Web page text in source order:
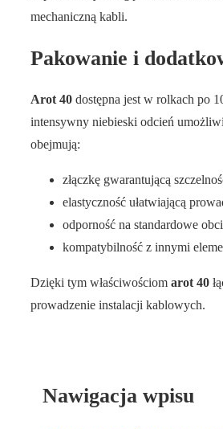
mechaniczną kabli.
Pakowanie i
Arot 40 dostępna jest w rolkach po
intensywny niebieski odcień
obejmują:
złączkę gwarantującą
elastyczność ułatwiającą
odporność na standardowe
kompatybilność z innymi
Dzięki tym właściwościom arot 40
prowadzenie instalacji kablowych.
Nawigacja wpisu